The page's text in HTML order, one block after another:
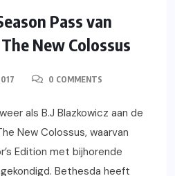
Pass van
New Colossus
0 COMMENTS
als B.J Blazkowicz aan de
New Colossus, waarvan
Edition met bijhorende
Bethesda heeft